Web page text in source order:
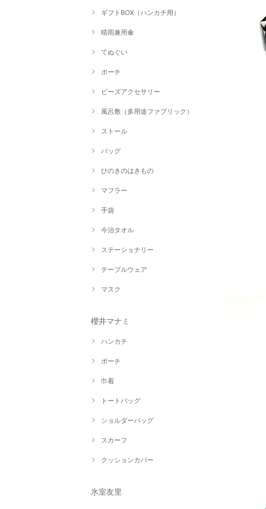
ギフトBOX（ハンカチ用）
晴雨兼用傘
てぬぐい
ポーチ
ビーズアクセサリー
風呂敷（多用途ファブリック）
ストール
バッグ
ひのきのはきもの
マフラー
手袋
今治タオル
ステーショナリー
テーブルウェア
マスク
櫻井マナミ
ハンカチ
ポーチ
巾着
トートバッグ
ショルダーバッグ
スカーフ
クッションカバー
氷室友里